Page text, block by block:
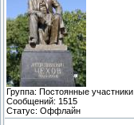
Группа: Постоянные участники
Сообщений: 1515
Статус: Оффлайн